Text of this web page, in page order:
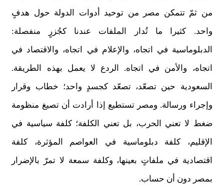
من ثمّ تتمكن مصر من توحيد أدوات الدولة حول هدفٍ
واحد. كثيرا ما تُدار الملفات عندنا كجُزرٍ منفصلة:
الدبلوماسية في اتجاه، والإعلام في اتجاه، والاقتصاد في
اتجاه، والأمن في اتجاه. الردع لا يعمل بهذه الطريقة.
السعودية حين تصعّد، تصعّد كجسدٍ واحد؛ خطاب وقرار
وإجراء ورسالة. ومصر تستطيع إذا أرادت أن تصيغ منظومة
ضغط لا تعني الحرب، بل تعني الكلفة؛ كلفة سياسية في
الإقليم، كلفة دبلوماسية في العواصم المؤثرة، كلفة
اقتصادية في ملفاتٍ بعينها، وكلفة سمعة لا تمرّ بالإضرار
بمصر دون أن حساب.